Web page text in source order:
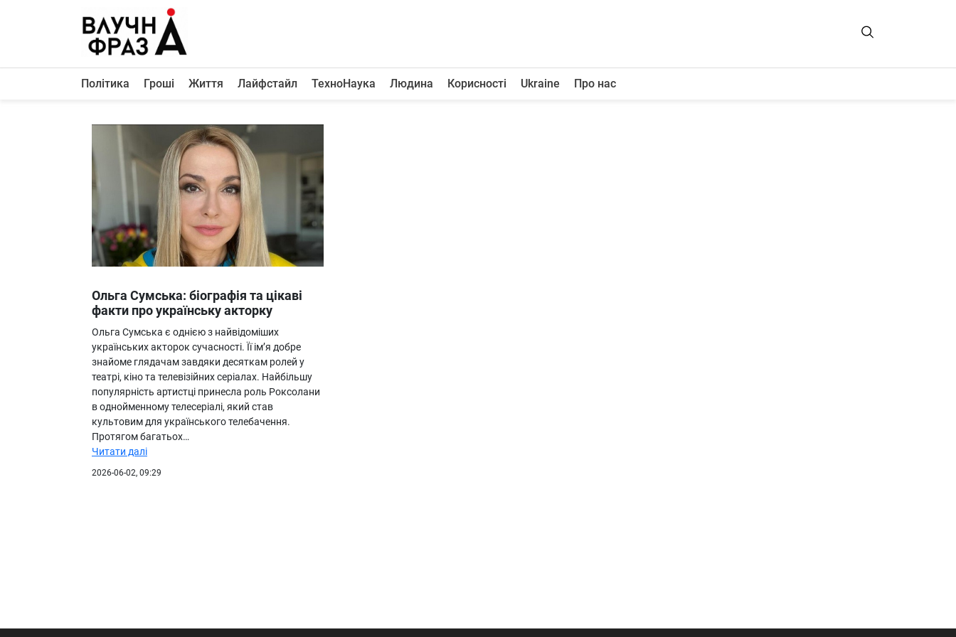
Політика
Лайфстайл
ТехноНаука
Людина
Корисності
Про нас
Політика Гроші Життя Лайфстайл ТехноНаука Людина Корисності Ukraine Про нас
Ольга Сумська: біографія та цікаві
факти про українську акторку
Ольга Сумська є однією з найвідоміших
українських акторок сучасності. Її ім’я добре
знайоме глядачам завдяки десяткам ролей у
театрі, кіно та телевізійних серіалах. Найбільшу
популярність артистці принесла роль Роксолани
в однойменному телесеріалі, який став
культовим для українського телебачення.
Протягом багатьох…
Читати далі
2026-06-02, 09:29